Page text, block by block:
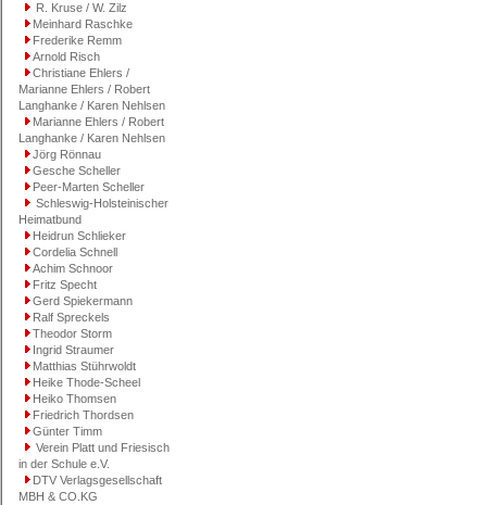
R. Kruse / W. Zilz
Meinhard Raschke
Frederike Remm
Arnold Risch
Christiane Ehlers /
Marianne Ehlers / Robert
Langhanke / Karen Nehlsen
Marianne Ehlers / Robert
Langhanke / Karen Nehlsen
Jörg Rönnau
Gesche Scheller
Peer-Marten Scheller
Schleswig-Holsteinischer
Heimatbund
Heidrun Schlieker
Cordelia Schnell
Achim Schnoor
Fritz Specht
Gerd Spiekermann
Ralf Spreckels
Theodor Storm
Ingrid Straumer
Matthias Stührwoldt
Heike Thode-Scheel
Heiko Thomsen
Friedrich Thordsen
Günter Timm
Verein Platt und Friesisch
in der Schule e.V.
DTV Verlagsgesellschaft
MBH & CO.KG